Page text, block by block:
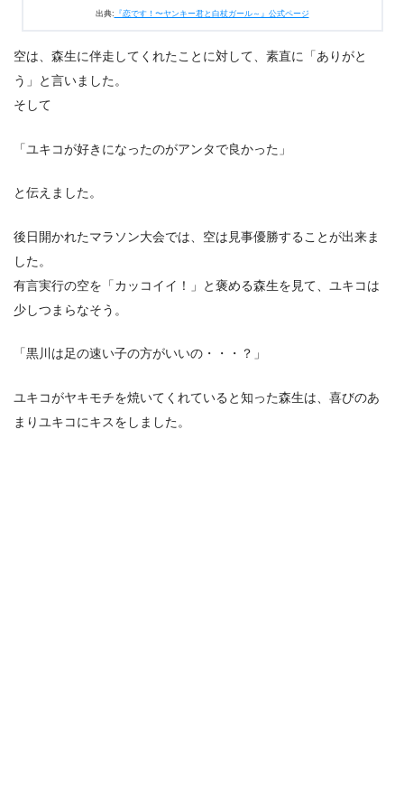
出典: 『恋です！〜ヤンキー君と白杖ガール～』公式ページ
空は、森生に伴走してくれたことに対して、素直に「ありがと
う」と言いました。
そして
「ユキコが好きになったのがアンタで良かった」
と伝えました。
後日開かれたマラソン大会では、空は見事優勝することが出来ま
した。
有言実行の空を「カッコイイ！」と褒める森生を見て、ユキコは
少しつまらなそう。
「黒川は足の速い子の方がいいの・・・？」
ユキコがヤキモチを焼いてくれていると知った森生は、喜びのあ
まりユキコにキスをしました。